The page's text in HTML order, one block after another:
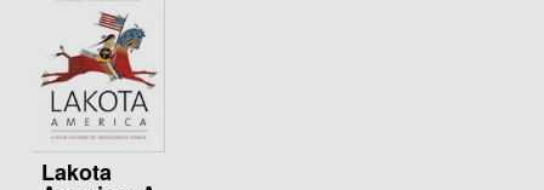
Lakota